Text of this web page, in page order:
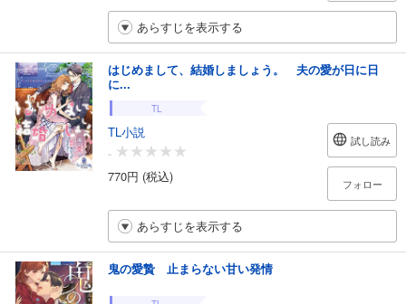
あらすじを表示する
はじめまして、結婚しましょう。 夫の愛が日に日
に...
TL
TL小説
-
770円 (税込)
試し読み
フォロー
あらすじを表示する
鬼の愛贄 止まらない甘い発情